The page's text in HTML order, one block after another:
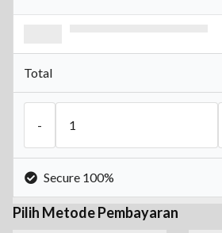
Total
Secure 100%
Pilih Metode Pembayaran